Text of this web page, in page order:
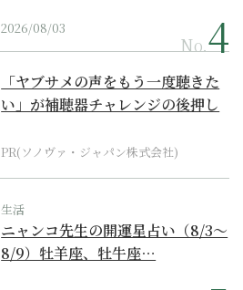
2026/08/03
No.
「ヤブサメの声をもう一度聴きた
い」が補聴器チャレンジの後押し
PR(ソノヴァ・ジャパン株式会社)
生活
ニャンコ先生の開運星占い（8/3～
8/9）牡羊座、牡牛座…